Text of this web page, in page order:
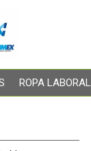
ROPA LABORAL